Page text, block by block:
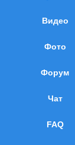
Видео
Фото
Форум
Чат
FAQ